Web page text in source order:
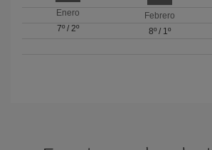
Enero
7º/ 2º
Febrero
8º/ 1º